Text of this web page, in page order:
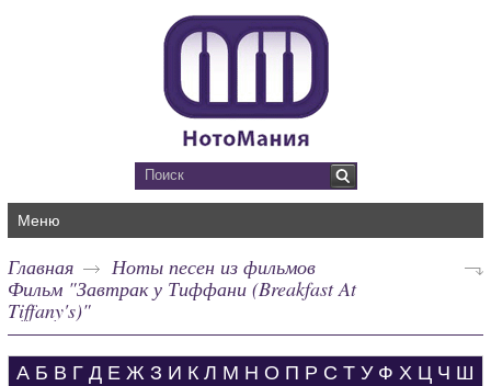
Меню
Главная
Ноты песен из фильмов
Фильм "Завтрак у Тиффани (Breakfast At
Tiffany's)"
А Б В Г Д Е Ж З И К Л М Н О П Р С Т У Ф Х Ц Ч Ш